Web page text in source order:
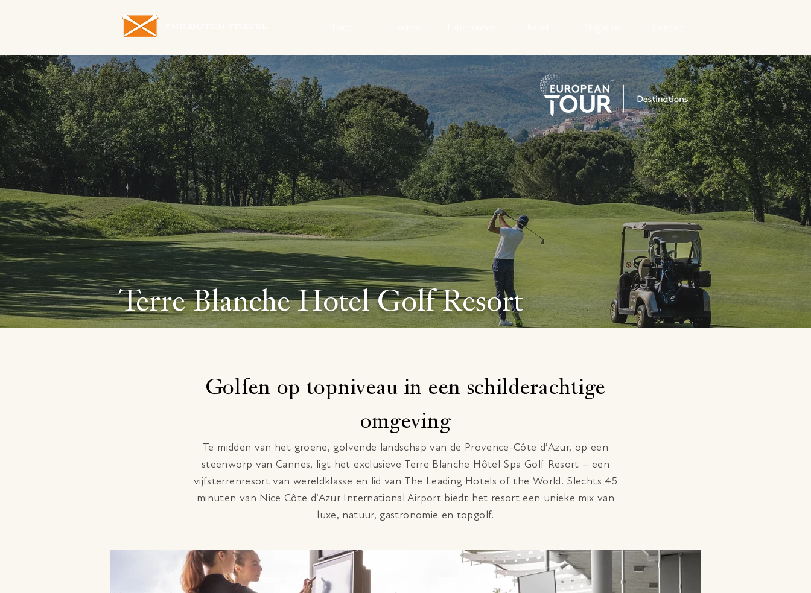
Terre Blanche Hotel Golf Resort
Golfen op topniveau in een schilderachtige
omgeving
Te midden van het groene, golvende landschap van de Provence-Côte d’Azur, op een
steenworp van Cannes, ligt het exclusieve Terre Blanche Hôtel Spa Golf Resort – een
vijfsterrenresort van wereldklasse en lid van The Leading Hotels of the World. Slechts 45
minuten van Nice Côte d’Azur International Airport biedt het resort een unieke mix van
luxe, natuur, gastronomie en topgolf.